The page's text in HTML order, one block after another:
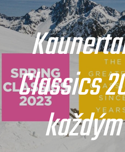
Classics